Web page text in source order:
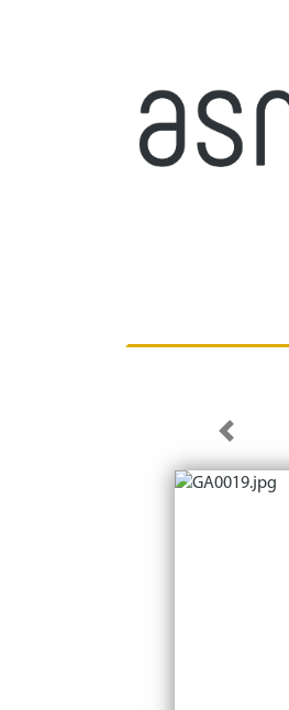
Previous